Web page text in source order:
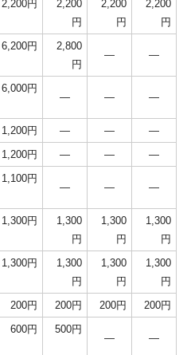
2,200円
2,200
円
2,200
円
2,200
円
6,200円
2,800
円
― ―
6,000円
― ― ―
1,200円 ― ―
―
1,200円 ― ―
―
1,100円
― ― ―
1,300円
1,300
円
1,300
円
1,300
円
1,300円
1,300
円
1,300
円
1,300
円
200円 200円 200円
200円
600円 500円
― ―